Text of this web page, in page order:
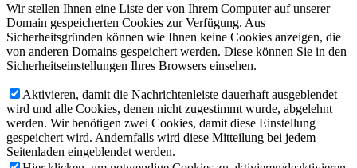
Wir stellen Ihnen eine Liste der von Ihrem Computer auf unserer
Domain gespeicherten Cookies zur Verfügung. Aus
Sicherheitsgründen können wie Ihnen keine Cookies anzeigen, die
von anderen Domains gespeichert werden. Diese können Sie in den
Sicherheitseinstellungen Ihres Browsers einsehen.
Aktivieren, damit die Nachrichtenleiste dauerhaft ausgeblendet
wird und alle Cookies, denen nicht zugestimmt wurde, abgelehnt
werden. Wir benötigen zwei Cookies, damit diese Einstellung
gespeichert wird. Andernfalls wird diese Mitteilung bei jedem
Seitenladen eingeblendet werden.